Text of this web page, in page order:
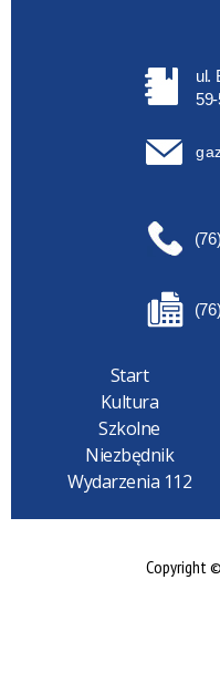
ul.
59-
Start
Kultura
Szkolne
Niezbędnik
Wydarzenia 112
Copyright